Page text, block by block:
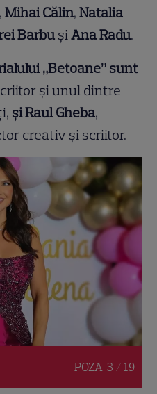
,Mihai Călin,Natalia
Barbu șiAna Radu.
„Betoane” sunt
și unul dintre
și Raul Gheba,
creativ și scriitor.
POZA 3 / 19